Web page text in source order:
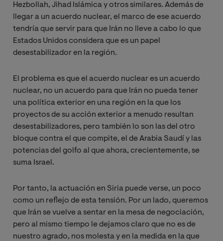
Hezbollah, Jihad Islámica y otros similares. Además de
llegar a un acuerdo nuclear, el marco de ese acuerdo
tendría que servir para que Irán no lleve a cabo lo que
Estados Unidos considera que es un papel
desestabilizador en la región.
El problema es que el acuerdo nuclear es un acuerdo
nuclear, no un acuerdo para que Irán no pueda tener
una política exterior en una región en la que los
proyectos de su acción exterior a menudo resultan
desestabilizadores, pero también lo son las del otro
bloque contra el que compite, el de Arabia Saudí y las
potencias del golfo al que ahora, crecientemente, se
suma Israel.
Por tanto, la actuación en Siria puede verse, un poco
como un reflejo de esta tensión. Por un lado, queremos
que Irán se vuelve a sentar en la mesa de negociación,
pero al mismo tiempo le dejamos claro que no es de
nuestro agrado, nos molesta y en la medida en la que